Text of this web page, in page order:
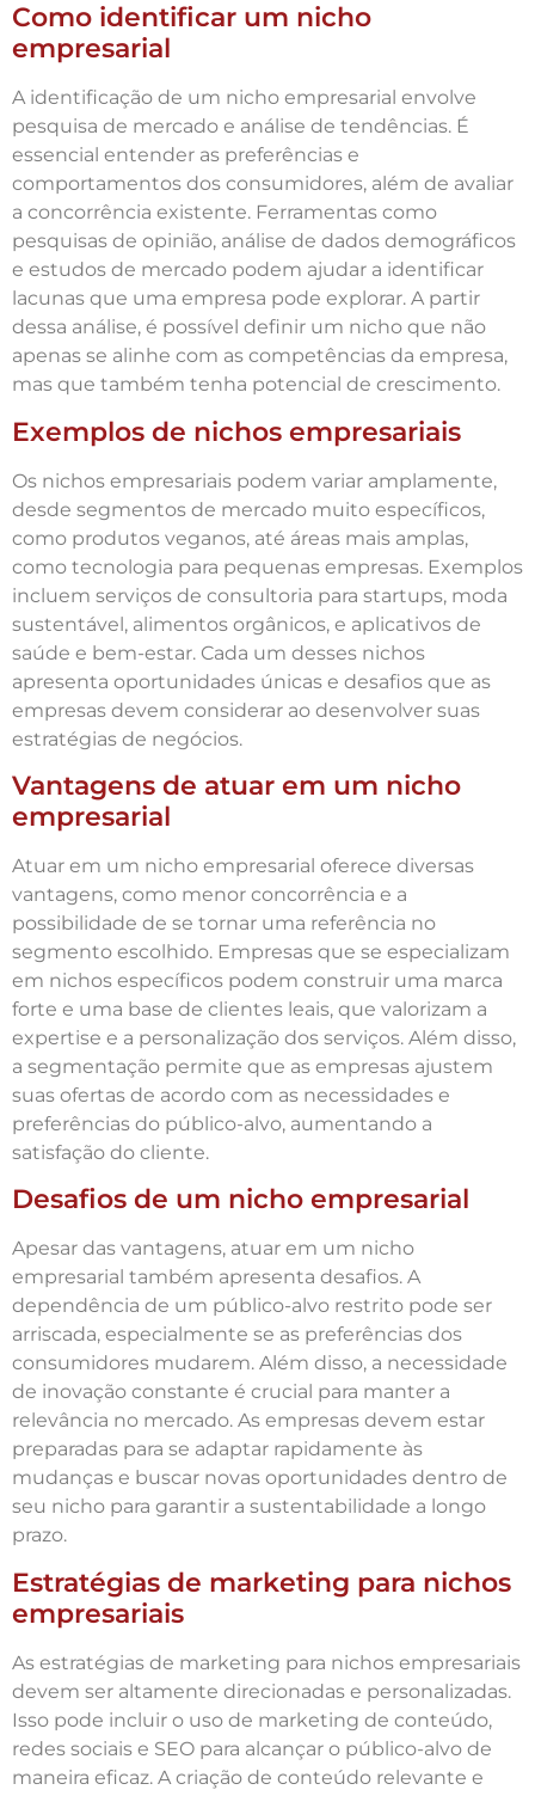
Como identificar um nicho
empresarial
A identificação de um nicho empresarial envolve
pesquisa de mercado e análise de tendências. É
essencial entender as preferências e
comportamentos dos consumidores, além de avaliar
a concorrência existente. Ferramentas como
pesquisas de opinião, análise de dados demográficos
e estudos de mercado podem ajudar a identificar
lacunas que uma empresa pode explorar. A partir
dessa análise, é possível definir um nicho que não
apenas se alinhe com as competências da empresa,
mas que também tenha potencial de crescimento.
Exemplos de nichos empresariais
Os nichos empresariais podem variar amplamente,
desde segmentos de mercado muito específicos,
como produtos veganos, até áreas mais amplas,
como tecnologia para pequenas empresas. Exemplos
incluem serviços de consultoria para startups, moda
sustentável, alimentos orgânicos, e aplicativos de
saúde e bem-estar. Cada um desses nichos
apresenta oportunidades únicas e desafios que as
empresas devem considerar ao desenvolver suas
estratégias de negócios.
Vantagens de atuar em um nicho
empresarial
Atuar em um nicho empresarial oferece diversas
vantagens, como menor concorrência e a
possibilidade de se tornar uma referência no
segmento escolhido. Empresas que se especializam
em nichos específicos podem construir uma marca
forte e uma base de clientes leais, que valorizam a
expertise e a personalização dos serviços. Além disso,
a segmentação permite que as empresas ajustem
suas ofertas de acordo com as necessidades e
preferências do público-alvo, aumentando a
satisfação do cliente.
Desafios de um nicho empresarial
Apesar das vantagens, atuar em um nicho
empresarial também apresenta desafios. A
dependência de um público-alvo restrito pode ser
arriscada, especialmente se as preferências dos
consumidores mudarem. Além disso, a necessidade
de inovação constante é crucial para manter a
relevância no mercado. As empresas devem estar
preparadas para se adaptar rapidamente às
mudanças e buscar novas oportunidades dentro de
seu nicho para garantir a sustentabilidade a longo
prazo.
Estratégias de marketing para nichos
empresariais
As estratégias de marketing para nichos empresariais
devem ser altamente direcionadas e personalizadas.
Isso pode incluir o uso de marketing de conteúdo,
redes sociais e SEO para alcançar o público-alvo de
maneira eficaz. A criação de conteúdo relevante e